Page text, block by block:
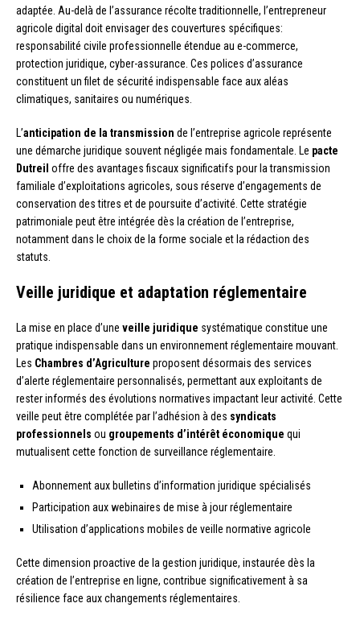
adaptée. Au-delà de l’assurance récolte traditionnelle, l’entrepreneur
agricole digital doit envisager des couvertures spécifiques:
responsabilité civile professionnelle étendue au e-commerce,
protection juridique, cyber-assurance. Ces polices d’assurance
constituent un filet de sécurité indispensable face aux aléas
climatiques, sanitaires ou numériques.
L’anticipation de la transmission de l’entreprise agricole représente
une démarche juridique souvent négligée mais fondamentale. Le pacte
Dutreil offre des avantages fiscaux significatifs pour la transmission
familiale d’exploitations agricoles, sous réserve d’engagements de
conservation des titres et de poursuite d’activité. Cette stratégie
patrimoniale peut être intégrée dès la création de l’entreprise,
notamment dans le choix de la forme sociale et la rédaction des
statuts.
Veille juridique et adaptation réglementaire
La mise en place d’une veille juridique systématique constitue une
pratique indispensable dans un environnement réglementaire mouvant.
Les Chambres d’Agriculture proposent désormais des services
d’alerte réglementaire personnalisés, permettant aux exploitants de
rester informés des évolutions normatives impactant leur activité. Cette
veille peut être complétée par l’adhésion à des syndicats
professionnels ou groupements d’intérêt économique qui
mutualisent cette fonction de surveillance réglementaire.
Abonnement aux bulletins d’information juridique spécialisés
Participation aux webinaires de mise à jour réglementaire
Utilisation d’applications mobiles de veille normative agricole
Cette dimension proactive de la gestion juridique, instaurée dès la
création de l’entreprise en ligne, contribue significativement à sa
résilience face aux changements réglementaires.